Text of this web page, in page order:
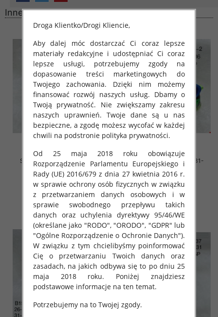
Inne produkty
Sportowe Chłopięca Roz 30-
36/16 par
37.00 zł
szczegóły
Sportowe Chłopięca Roz 31-
36/16 par
36.00 zł
szczegóły
Droga Klientko/Drogi Kliencie,
Aby dalej móc dostarczać Ci coraz lepsze
materiały redakcyjne i udostępniać Ci coraz
lepsze usługi, potrzebujemy zgody na
dopasowanie treści marketingowych do
Twojego zachowania. Dzięki nim możemy
finansować rozwój naszych usług. Dbamy o
Twoją prywatność. Nie zwiększamy zakresu
naszych uprawnień. Twoje dane są u nas
bezpieczne, a zgodę możesz wycofać w każdej
chwili na podstronie polityka prywatności.
Od 25 maja 2018 roku obowiązuje
Rozporządzenie Parlamentu Europejskiego i
Rady (UE) 2016/679 z dnia 27 kwietnia 2016 r.
w sprawie ochrony osób fizycznych w związku
z przetwarzaniem danych osobowych i w
sprawie swobodnego przepływu takich
danych oraz uchylenia dyrektywy 95/46/WE
(określane jako "RODO", "ORODO", "GDPR" lub
"Ogólne Rozporządzenie o Ochronie Danych").
W związku z tym chcielibyśmy poinformować
Cię o przetwarzaniu Twoich danych oraz
zasadach, na jakich odbywa się to po dniu 25
maja 2018 roku. Poniżej znajdziesz
podstawowe informacje na ten temat.
Potrzebujemy na to Twojej zgody.